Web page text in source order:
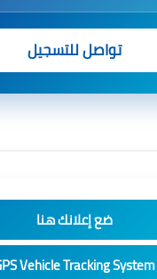
تواصل للتسجيل
ضع إعلانك هنا
Vehicle Tracking System